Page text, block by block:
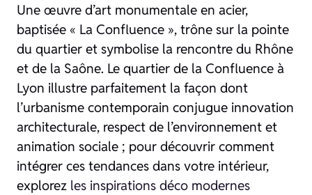
Une œuvre d’art monumentale en acier,
baptisée « La Confluence », trône sur la pointe
du quartier et symbolise la rencontre du Rhône
et de la Saône. Le quartier de la Confluence à
Lyon illustre parfaitement la façon dont
l’urbanisme contemporain conjugue innovation
architecturale, respect de l’environnement et
animation sociale ; pour découvrir comment
intégrer ces tendances dans votre intérieur,
explorez les inspirations déco modernes